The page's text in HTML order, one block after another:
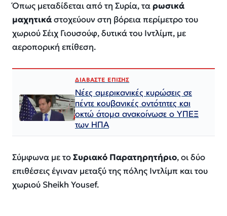
Όπως μεταδίδεται από τη Συρία, ταρωσικά
μαχητικάστοχεύουν στη βόρεια περίμετρο του
χωριού Σέιχ Γιουσούφ, δυτικά του Ιντλίμπ, με
αεροπορική επίθεση.
ΔΙΑΒΑΣΤΕ ΕΠΙΣΗΣ
Νέες αμερικανικές κυρώσεις σε
πέντε κουβανικές οντότητες και
οκτώ άτομα ανακοίνωσε ο ΥΠΕΞ
των ΗΠΑ
Σύμφωνα με τοΣυριακό Παρατηρητήριο, οι δύο
επιθέσεις έγιναν μεταξύ της πόλης Ιντλίμπ και του
χωριού Sheikh Yousef.